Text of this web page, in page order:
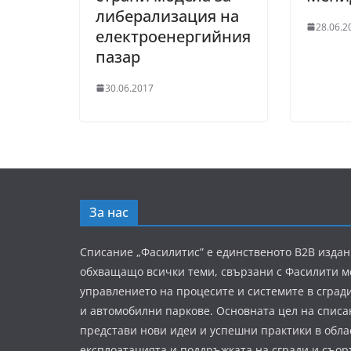
либерализация на
електроенергийния
пазар
30.06.2017
За нас
Списание „Фасилитис” е единственото B2B
обхващащо всички теми, свързани с Фасилити
управлението на процесите и системите в
и автомобилни паркове. Основната цел на
представи нови идеи и успешни практики в